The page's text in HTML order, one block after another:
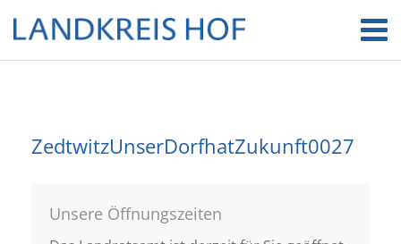
ZedtwitzUnserDorfhatZukunft0027
Unsere Öffnungszeiten